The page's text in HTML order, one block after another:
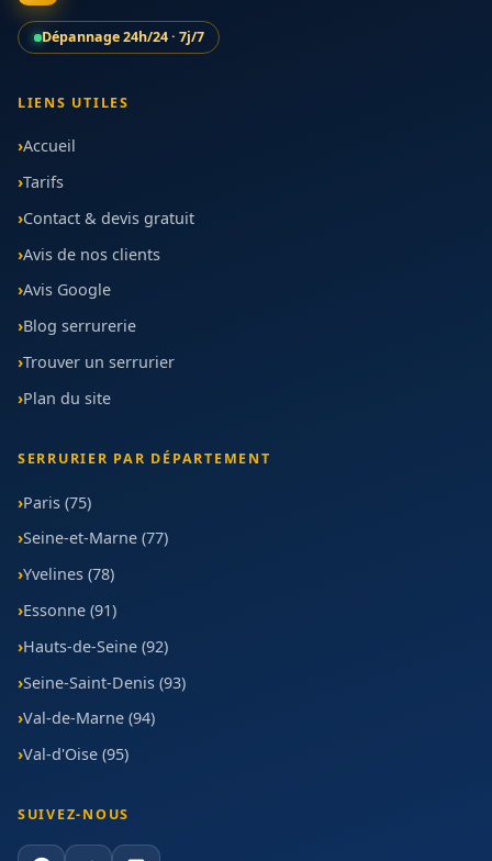
Dépannage 24h/24 · 7j/7
LIENS UTILES
Accueil
Tarifs
Contact & devis gratuit
Avis de nos clients
Avis Google
Blog serrurerie
Trouver un serrurier
Plan du site
SERRURIER PAR DÉPARTEMENT
Paris (75)
Seine-et-Marne (77)
Yvelines (78)
Essonne (91)
Hauts-de-Seine (92)
Seine-Saint-Denis (93)
Val-de-Marne (94)
Val-d'Oise (95)
SUIVEZ-NOUS